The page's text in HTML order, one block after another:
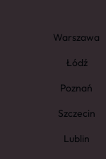
Warszawa
Łódź
Poznań
Szczecin
Lublin